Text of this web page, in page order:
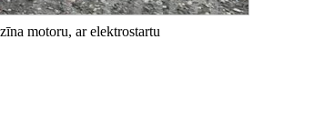
motoru, ar elektrostartu